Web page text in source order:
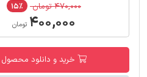
۴۷۰,۰۰۰ تومان ۱۵٪
۴۰۰,۰۰۰ تومان
خرید و دانلود محصول